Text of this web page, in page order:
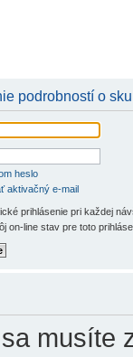
podrobností o
heslo
aktivačný e-mail
prihlásenie pri každej
on-line stav pre toto
musíte